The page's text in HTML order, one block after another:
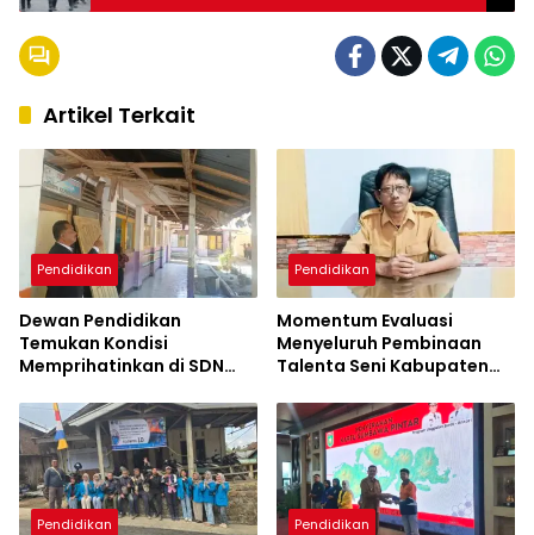
Artikel Terkait
Pendidikan
Dewan Pendidikan
Temukan Kondisi
Memprihatinkan di SDN
hingga Meja-Kursi Tak
Memadai
Pendidikan
Momentum Evaluasi
Menyeluruh Pembinaan
Talenta Seni Kabupaten
Pendidikan Pendidikan